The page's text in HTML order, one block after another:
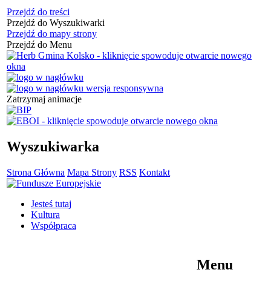
Przejdź do treści
Przejdź do Wyszukiwarki
Przejdź do mapy strony
Przejdź do Menu
Zatrzymaj animacje
Wyszukiwarka
Strona Główna Mapa Strony RSS Kontakt
Jesteś tutaj
Kultura
Współpraca
Menu